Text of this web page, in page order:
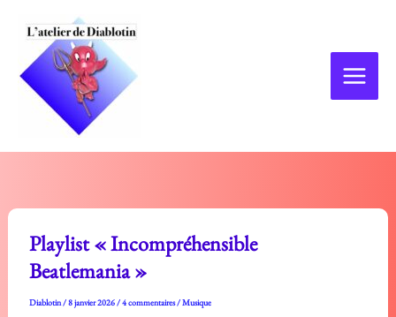
contenu
Playlist « Incompréhensible
Beatlemania »
Diablotin/8 janvier 2026/4 commentaires/Musique